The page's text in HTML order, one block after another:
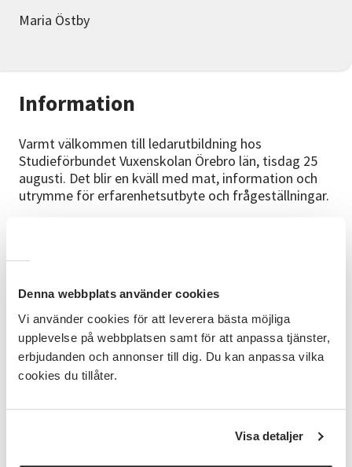
Denna webbplats använder cookies
Vi använder cookies för att leverera bästa möjliga
upplevelse på webbplatsen samt för att anpassa tjänster,
erbjudanden och annonser till dig. Du kan anpassa vilka
cookies du tillåter.
Visa detaljer
Information
Varmt välkommen till ledarutbildning hos
Studieförbundet Vuxenskolan Örebro län, tisdag 25
augusti. Det blir en kväll med mat, information och
utrymme för erfarenhetsutbyte och frågeställningar.
Studieförbundet Vuxenskolan, studiecirkel som
arbetsform, rollen som cirkelledare och e-tjänsten.
Det blir teori som varvas med gruppsamtal.
Utbildare
Maria Östby är cirkelledarutbildare och
Maria Östby